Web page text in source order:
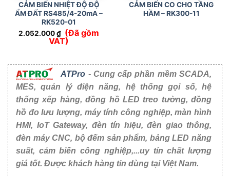
CẢM BIẾN NHIỆT ĐỘ ĐỘ
ẨM ĐẤT RS485/4-20mA –
RK520-01
2.052.000₫ (Đã gồm
VAT)
CẢM BIẾN CO CHO TẦNG
HẦM – RK300-11
ATPro - Cung cấp phần mềm SCADA,
MES, quản lý điện năng, hệ thống gọi số, hệ
thống xếp hàng, đồng hồ LED treo tường, đồng
hồ đo lưu lượng, máy tính công nghiệp, màn hình
HMI, IoT Gateway, đèn tín hiệu, đèn giao thông,
đèn máy CNC, bộ đếm sản phẩm, bảng LED năng
suất, cảm biến công nghiệp,...uy tín chất lượng
giá tốt. Được khách hàng tin dùng tại Việt Nam.